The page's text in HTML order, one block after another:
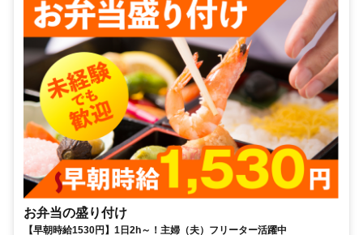
お弁当の盛り付け
【早朝時給1530円】1日2h～！主婦（夫）フリーター活躍中